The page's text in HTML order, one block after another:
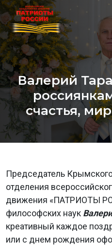
Валерий
счастья,
Председатель
отделения
движения «ПАТРИОТЫ
философских наук
креативный каждое
или с днем рождения